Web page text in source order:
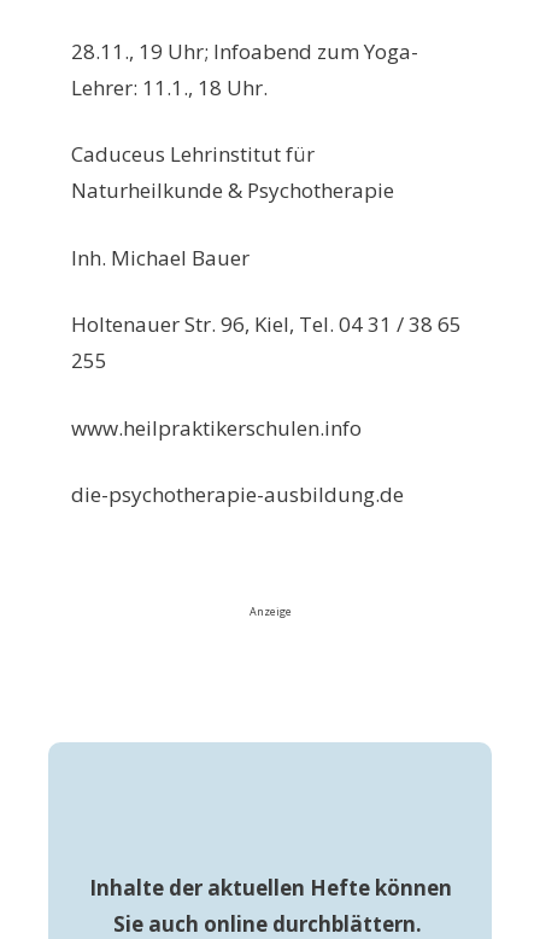
28.11., 19 Uhr; Infoabend zum Yoga-
Lehrer: 11.1., 18 Uhr.
Caduceus Lehrinstitut für
Naturheilkunde & Psychotherapie
Inh. Michael Bauer
Holtenauer Str. 96, Kiel, Tel. 04 31 / 38 65
255
www.heilpraktikerschulen.info
die-psychotherapie-ausbildung.de
Anzeige
Inhalte der aktuellen Hefte können
Sie auch online durchblättern.